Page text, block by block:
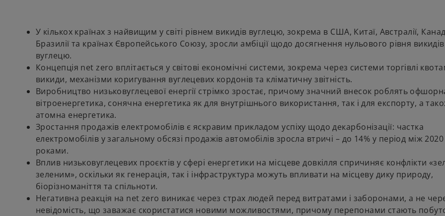
У кількох країнах з найвищим у світі рівнем викидів вуглецю, зокрема в США, Китаї, Австралії,
Бразилії та країнах Європейського Союзу, зросли амбіції щодо досягнення нульового рівня викидів
вуглецю.
Концепція net zero вплітається у світові економічні системи, зокрема через системи торгівлі
викиди, механізми коригування вуглецевих кордонів та кліматичну звітність.
Виробництво низьковуглецевої енергії стрімко зростає, причому значний внесок роблять
вітроенергетика, сонячна енергетика як для внутрішнього використання, так і для експорту, а
атомна енергетика.
Зростання продажів електромобілів є яскравим прикладом успіху щодо декарбонізації: частка
електромобілів у загальному обсязі продажів автомобілів зросла втричі – до 14% у період між 2020
роками.
Вплив низьковуглецевих проєктів у сфері енергетики на місцеве довкілля спричиняє конфлікти
зеленим», оскільки як генерація, так і інфраструктура можуть впливати на місцеву дику природу,
біорізноманіття та спільноти.
Негативна реакція на net zero виникає через страх людей перед витратами і заборонами, а не
невідомість, що заважає скористатися новими можливостями, причому перепонами стають